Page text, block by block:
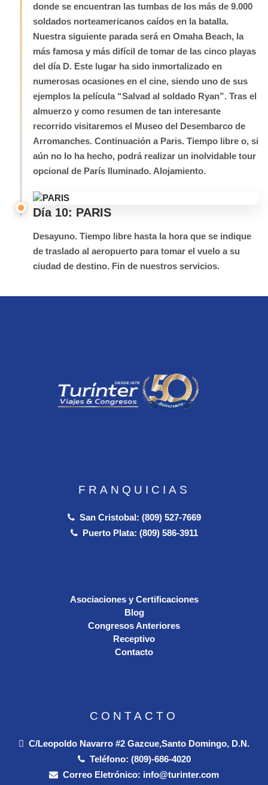
donde se encuentran las tumbas de los más de 9.000
soldados norteamericanos caídos en la batalla.
Nuestra siguiente parada será en Omaha Beach, la
más famosa y más difícil de tomar de las cinco playas
del día D. Este lugar ha sido inmortalizado en
numerosas ocasiones en el cine, siendo uno de sus
ejemplos la película “Salvad al soldado Ryan”. Tras el
almuerzo y como resumen de tan interesante
recorrido visitaremos el Museo del Desembarco de
Arromanches. Continuación a Paris. Tiempo libre o, si
aún no lo ha hecho, podrá realizar un inolvidable tour
opcional de París Iluminado. Alojamiento.
Día 10: PARIS
Desayuno. Tiempo libre hasta la hora que se indique
de traslado al aeropuerto para tomar el vuelo a su
ciudad de destino. Fin de nuestros servicios.
FRANQUICIAS
San Cristobal: (809) 527-7669
Puerto Plata: (809) 586-3911
Asociaciones y Certificaciones
Blog
Congresos Anteriores
Receptivo
Contacto
CONTACTO
C/Leopoldo Navarro #2 Gazcue,Santo Domingo, D.N.
Teléfono: (809)-686-4020
Correo Eletrónico: info@turinter.com